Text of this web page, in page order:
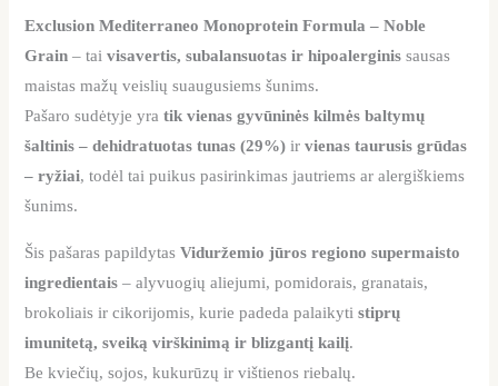
Exclusion Mediterraneo Monoprotein Formula – Noble
Grain – taivisavertis, subalansuotas ir hipoalerginis sausas
maistas mažų veislių suaugusiems šunims.
Pašaro sudėtyje yratik vienas gyvūninės kilmės baltymų
šaltinis – dehidratuotas tunas (29%) irvienas taurusis grūdas
– ryžiai, todėl tai puikus pasirinkimas jautriems ar alergiškiems
šunims.
Šis pašaras papildytasViduržemio jūros regiono supermaisto
ingredientais – alyvuogių aliejumi, pomidorais, granatais,
brokoliais ir cikorijomis, kurie padeda palaikytistiprų
imunitetą, sveiką virškinimą ir blizgantį kailį.
Be kviečių, sojos, kukurūzų ir vištienos riebalų.